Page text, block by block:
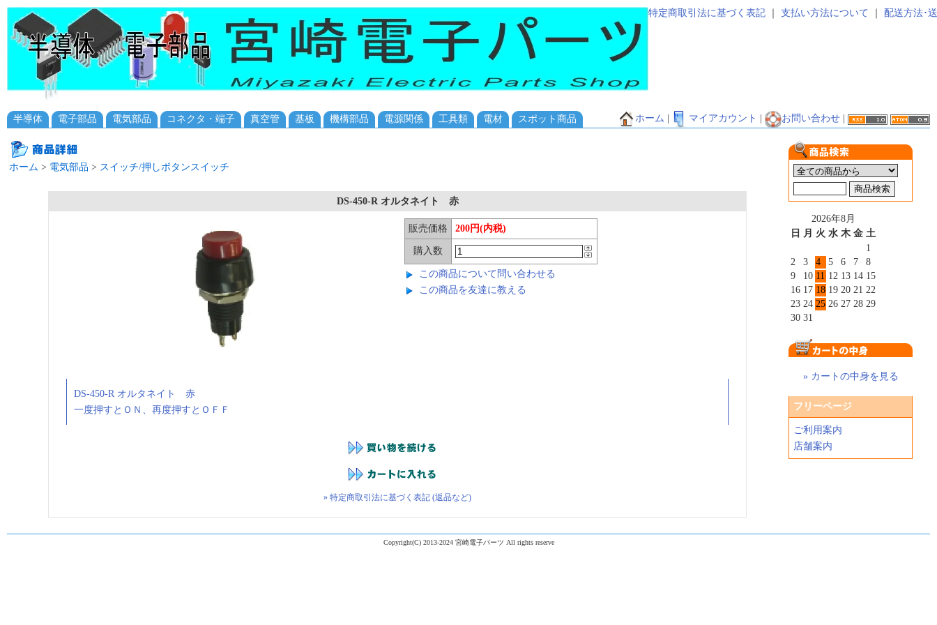
特定商取引法に基づく表記 支払い方法について 配送方法･
半導体 電子部品 電気部品 コネクタ・端子 真空管 基板 機構部品 電源関係 工具類 電材 スポット商品 ホーム マイアカウント お問い合わせ
ホーム > 電気部品 > スイッチ/押しボタンスイッチ
DS-450-R オルタネイト 赤
販売価格 200円(内税)
購入数
この商品について問い合わせる
この商品を友達に教える
DS-450-R オルタネイト 赤
一度押すとＯＮ、再度押すとＯＦＦ
» 特定商取引法に基づく表記 (返品など)
2026年8月
日 月 火 水 木 金 土
1
2
3 4 5 6 7
8
9
10 11 12 13 14 15
16 17 18 19 20 21 22
23 24 25 26 27 28 29
30 31
» カートの中身を見る
フリーページ
ご利用案内
店舗案内
Copyright(C) 2013-2024 宮崎電子パーツ All rights reserve